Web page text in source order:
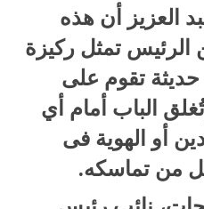
العزيز أن هذه
تمثل ركيزة
تقوم على
الباب أمام أي
أو الهوية فى
من تماسكه.